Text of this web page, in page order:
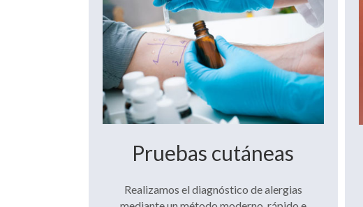
Pruebas cutáneas
Realizamos el diagnóstico de alergias